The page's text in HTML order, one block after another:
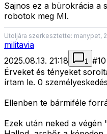
Sajnos ez a bürokrácia a
robotok meg MI.
Utoljára szerkesztette: manypet,
militavia
2025.08.13. 21:18
1 #10
Érveket és tényeket
írtam le. 0
Ellenben te bármiféle
Ezek után neked a végén